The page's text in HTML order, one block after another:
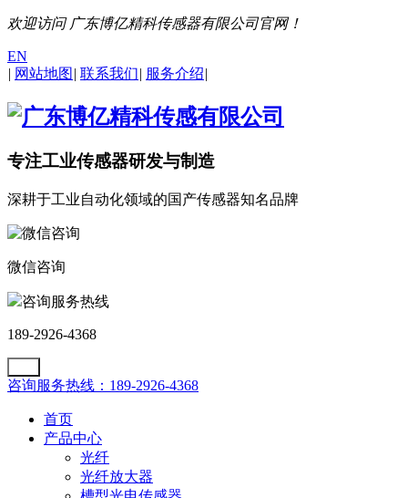
欢迎访问 广东博亿精科传感器有限公司官网！
EN
| 网站地图 | 联系我们| 服务介绍|
专注工业传感器研发与制造
深耕于工业自动化领域的国产传感器知名品牌
微信咨询
咨询服务热线
189-2926-4368
咨询服务热线：189-2926-4368
首页
产品中心
光纤
光纤放大器